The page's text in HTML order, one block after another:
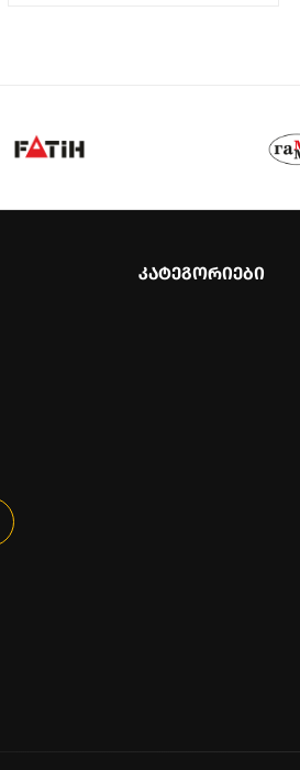
ᲙᲐᲢᲔᲒᲝᲠᲘᲔᲑᲘ